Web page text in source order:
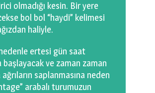
olmadığı kesin. Bir yere
bol bol “haydi” kelimesi
haliyle.
ertesi gün saat
başlayacak ve zaman zaman
ağrıların saplanmasına neden
arabalı turumuzun